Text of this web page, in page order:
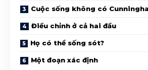
Cuộc sống không có
Điều chỉnh ở cả hai đầu
Họ có thể sống sót?
Một đoạn xác định